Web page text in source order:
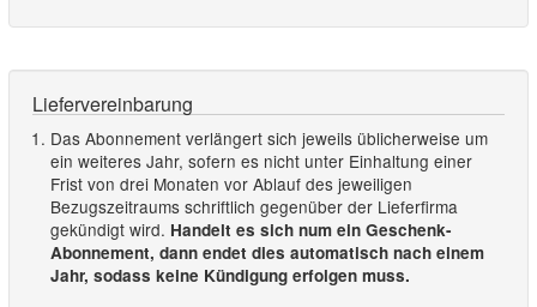
Liefervereinbarung
Das Abonnement verlängert sich jeweils üblicherweise um
ein weiteres Jahr, sofern es nicht unter Einhaltung einer
Frist von drei Monaten vor Ablauf des jeweiligen
Bezugszeitraums schriftlich gegenüber der Lieferfirma
gekündigt wird. Handelt es sich num ein Geschenk-
Abonnement, dann endet dies automatisch nach einem
Jahr, sodass keine Kündigung erfolgen muss.